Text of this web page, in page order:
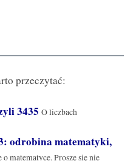
przeczytać:
3435 O liczbach
odrobina matematyki,
o matematyce. Proszę się nie